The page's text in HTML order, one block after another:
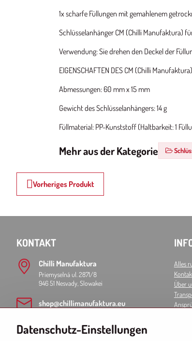
1x scharfe Füllungen mit gemahlenem
Schlüsselanhänger CM (Chilli Manufaktura)
Verwendung: Sie drehen den Deckel der
EIGENSCHAFTEN DES CM (Chilli
Abmessungen: 60 mm x 15 mm
Gewicht des Schlüsselanhängers: 14 g
Füllmaterial: PP-Kunststoff (Haltbarkeit: 1
Mehr aus der Kategorie
Vorheriges Produkt
KONTAKT
Chilli Manufaktura
Priemyselná ul. 2871/8
946 51 Nesvady, Slowakei
shop​@chillimanufaktura​.eu
Alles
Über
Datenschutz-Einstellungen